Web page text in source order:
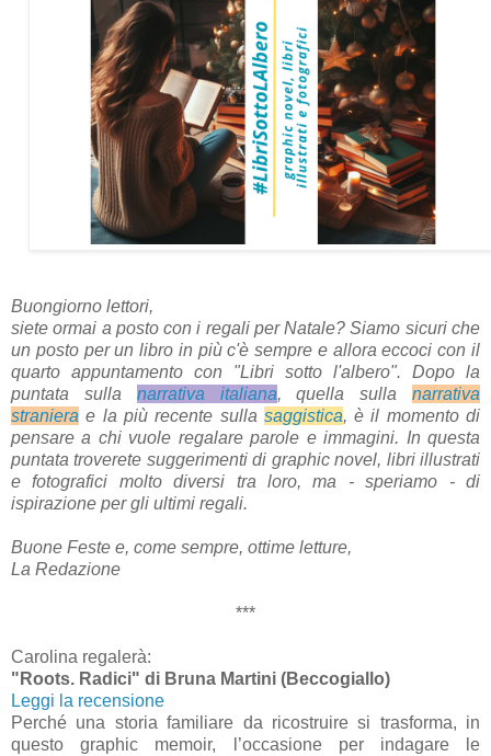
Buongiorno lettori,
siete ormai a posto con i regali per Natale? Siamo sicuri che
un posto per un libro in più c'è sempre e allora eccoci con il
quarto appuntamento con "Libri sotto l'albero". Dopo la
puntata sulla narrativa italiana, quella sullanarrativa
straniera e la più recente sulla saggistica, è il momento di
pensare a chi vuole regalare parole e immagini. In questa
puntata troverete suggerimenti di graphic novel, libri illustrati
e fotografici molto diversi tra loro, ma - speriamo - di
ispirazione per gli ultimi regali.
Buone Feste e, come sempre, ottime letture,
La Redazione
***
Carolina regalerà:
"Roots. Radici" di Bruna Martini (Beccogiallo)
Leggi la recensione
Perché una storia familiare da ricostruire si trasforma, in
questo graphic memoir, l’occasione per indagare le